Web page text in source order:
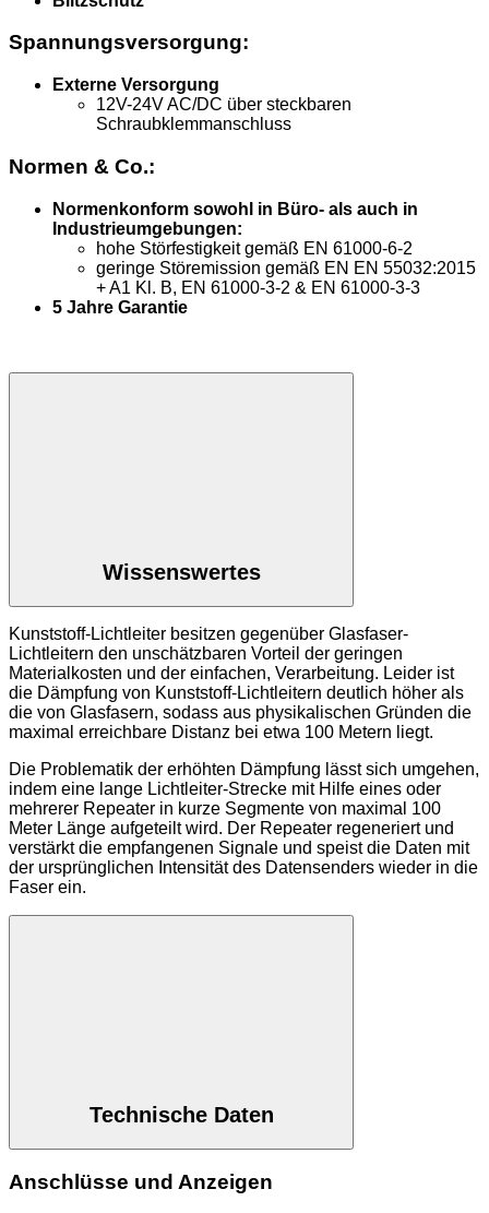
Spannungsversorgung:
Externe Versorgung
12V-24V AC/DC über steckbaren
Schraubklemmanschluss
Normen & Co.:
Normenkonform sowohl in Büro- als auch in
Industrieumgebungen:
hohe Störfestigkeit gemäß EN 61000-6-2
geringe Störemission gemäß EN EN 55032:2015
+ A1 Kl. B, EN 61000-3-2 & EN 61000-3-3
5 Jahre Garantie
Wissenswertes
Kunststoff-Lichtleiter besitzen gegenüber Glasfaser-
Lichtleitern den unschätzbaren Vorteil der geringen
Materialkosten und der einfachen, Verarbeitung. Leider ist
die Dämpfung von Kunststoff-Lichtleitern deutlich höher als
die von Glasfasern, sodass aus physikalischen Gründen die
maximal erreichbare Distanz bei etwa 100 Metern liegt.
Die Problematik der erhöhten Dämpfung lässt sich umgehen,
indem eine lange Lichtleiter-Strecke mit Hilfe eines oder
mehrerer Repeater in kurze Segmente von maximal 100
Meter Länge aufgeteilt wird. Der Repeater regeneriert und
verstärkt die empfangenen Signale und speist die Daten mit
der ursprünglichen Intensität des Datensenders wieder in die
Faser ein.
Technische Daten
Anschlüsse und Anzeigen